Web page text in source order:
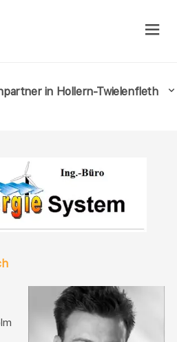
in Hollern-Twielenfleth